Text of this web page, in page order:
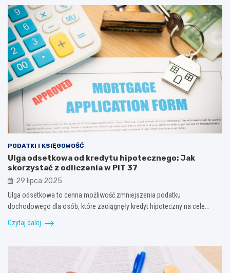
PODATKI I KSIĘGOWOŚĆ
Ulga odsetkowa od kredytu hipotecznego: Jak
skorzystać z odliczenia w PIT 37
29 lipca 2025
Ulga odsetkowa to cenna możliwość zmniejszenia podatku
dochodowego dla osób, które zaciągnęły kredyt hipoteczny na cele…
Czytaj dalej